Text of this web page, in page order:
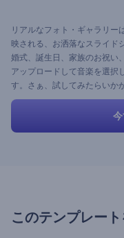
リアルなフォト・ギャラリー
映される、お洒落なスライド
婚式、誕生日、家族のお祝い
アップロードして音楽を選択
す。さぁ、試してみたらいか
このテンプレー